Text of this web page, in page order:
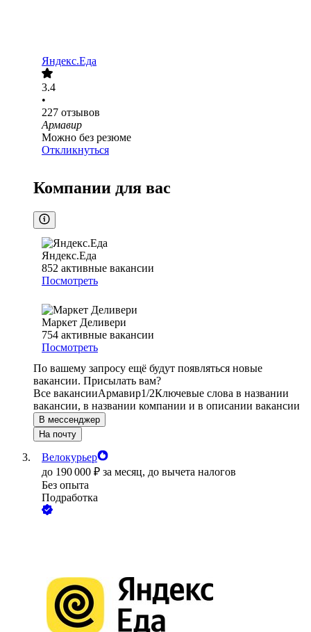
Яндекс.Еда
3.4
•
227 отзывов
Армавир
Можно без резюме
Откликнуться
Компании для вас
Яндекс.Еда
852 активные вакансии
Посмотреть
Маркет Деливери
754 активные вакансии
Посмотреть
По вашему запросу ещё будут появляться новые
вакансии. Присылать вам?
Все вакансииАрмавир1/2Ключевые слова в названии
вакансии, в названии компании и в описании вакансии
В мессенджер
На почту
Велокурьер
до 190 000 ₽ за месяц, до вычета налогов
Без опыта
Подработка